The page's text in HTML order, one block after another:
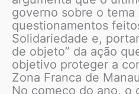
governo sobre o
questionamentos
Solidariedade e,
de objeto” da ação
objetivo proteger a
Zona Franca de
No começo do ano, o